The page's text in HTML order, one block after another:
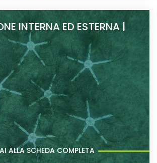
INTERNA ED ESTERNA |
ALLA SCHEDA COMPLETA